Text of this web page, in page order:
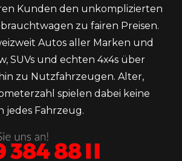
Kunden den unkomplizierten
zu fairen Preisen.
Autos aller Marken und
SUVs und echten 4x4s über
zu Nutzfahrzeugen. Alter,
spielen dabei keine
jedes Fahrzeug.